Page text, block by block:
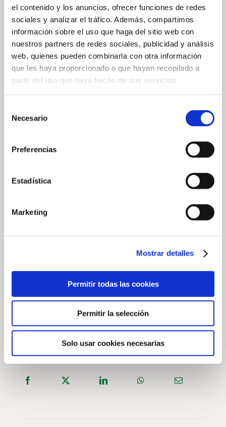
el contenido y los anuncios, ofrecer funciones de redes
sociales y analizar el tráfico. Además, compartimos
información sobre el uso que haga del sitio web con
nuestros partners de redes sociales, publicidad y análisis
web, quienes pueden combinarla con otra información
que les haya proporcionado o que hayan recopilado a
partir del uso que haya hecho de sus servicios.
Necesario
Preferencias
Estadística
Marketing
Mostrar detalles
Permitir todas las cookies
Permitir la selección
Solo usar cookies necesarias
🎁 Récompenses pour les vainqueurs :
✔ Prix pour les 3 meilleurs joueurs de chaque
catégorie :
Circuit complet
Circuit Grands Parcours
Circuit Pitch & Putt
✔ Expériences gastronomiques dans nos restaurants
Inscrivez-vous dès
maintenant via notre plateforme de tournois et
Ne manquez pas cette occasion d’améliorer votre jeu,
superbes prix !
CALENDRIER DES TOURNOIS —